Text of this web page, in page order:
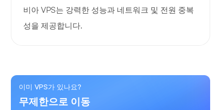
비아 VPS는 강력한 성능과 네트워크 및 전원 중복
성을 제공합니다.
이미 VPS가 있나요?
무제한으로 이동